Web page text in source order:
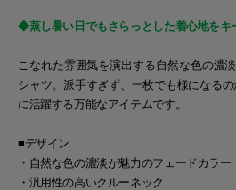
◆蒸し暑い日でもさらっとした着心地を
こなれた雰囲気を演出する自然な色の濃
シャツ。派手すぎず、一枚でも様になる
に活躍する万能なアイテムです。
■デザイン
・自然な色の濃淡が魅力のフェードカラー
・汎用性の高いクルーネック